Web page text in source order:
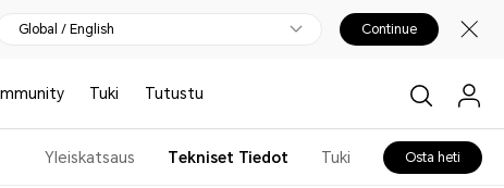
Global / English Continue
Tuki Tutustu
Yleiskatsaus Tekniset Tiedot Tuki Osta heti